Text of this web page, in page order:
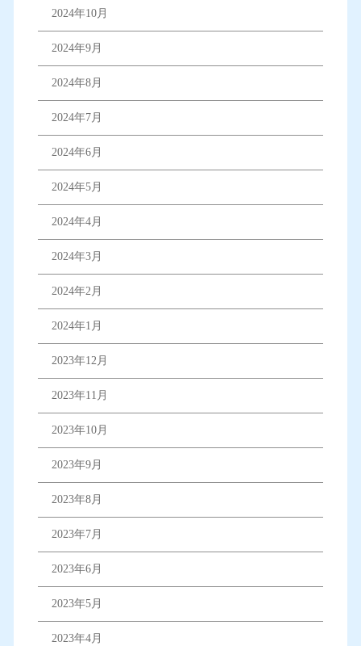
2024年10月
2024年9月
2024年8月
2024年7月
2024年6月
2024年5月
2024年4月
2024年3月
2024年2月
2024年1月
2023年12月
2023年11月
2023年10月
2023年9月
2023年8月
2023年7月
2023年6月
2023年5月
2023年4月